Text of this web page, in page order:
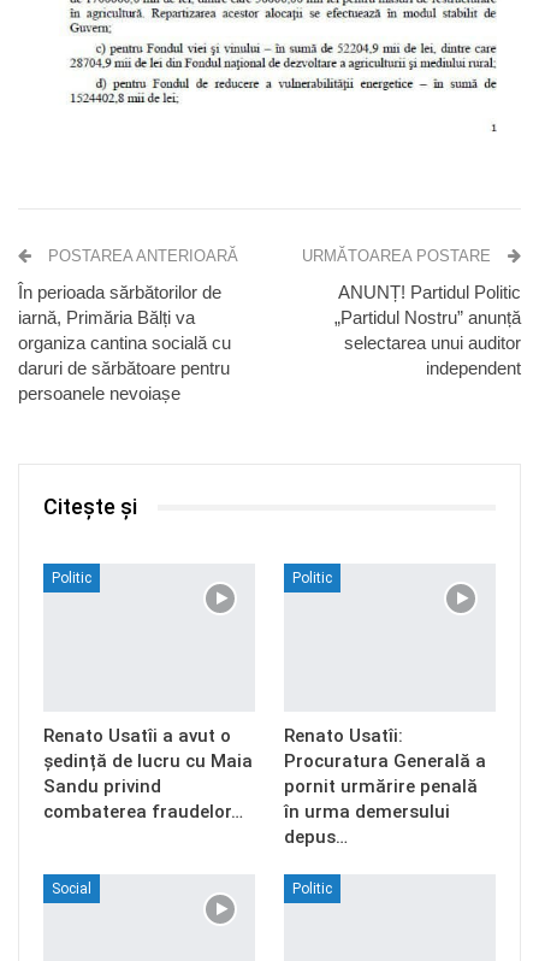
POSTAREA ANTERIOARĂ
În perioada sărbătorilor de
iarnă, Primăria Bălți va
organiza cantina socială cu
daruri de sărbătoare pentru
persoanele nevoiașe
URMĂTOAREA POSTARE
ANUNȚ! Partidul Politic
„Partidul Nostru” anunță
selectarea unui auditor
independent
Citește și
Politic
Renato Usatîi a avut o
ședință de lucru cu Maia
Sandu privind
combaterea fraudelor…
Politic
Renato Usatîi:
Procuratura Generală a
pornit urmărire penală
în urma demersului
depus…
Social Politic